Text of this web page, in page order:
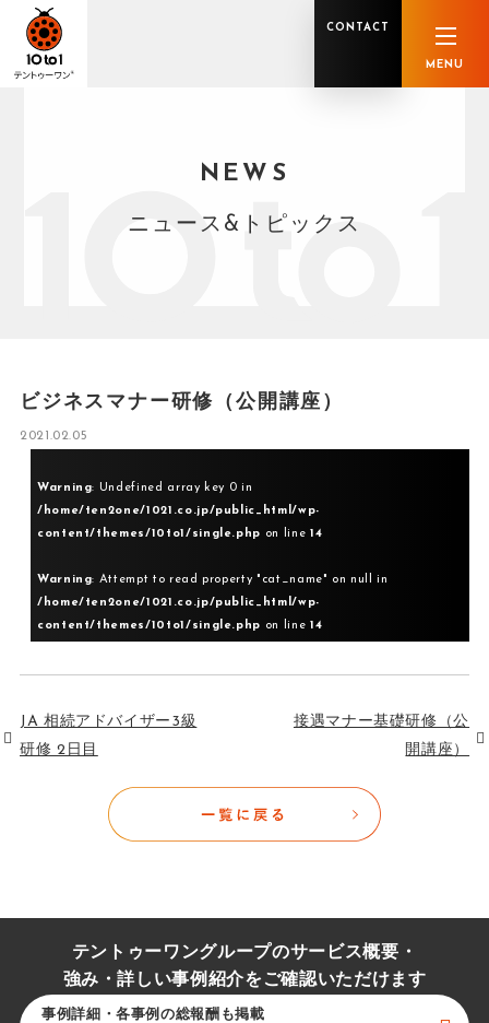
税理士業務
社会保険労務士業務 不動産鑑定士業務 行政書士業務
私たちの軌跡 グループ概要
CONTACT
MENU
NEWS
ニュース&トピックス
ビジネスマナー研修（公開講座）
2021.02.05
Warning: Undefined array key 0 in
/home/ten2one/1021.co.jp/public_html/wp-
content/themes/10to1/single.php on line 14
Warning: Attempt to read property "cat_name" on null in
/home/ten2one/1021.co.jp/public_html/wp-
content/themes/10to1/single.php on line 14
JA 相続アドバイザー3級
研修 2日目
接遇マナー基礎研修（公
開講座）
テントゥーワングループのサービス概要・
強み・詳しい事例紹介をご確認いただけます
事例詳細・各事例の総報酬も掲載